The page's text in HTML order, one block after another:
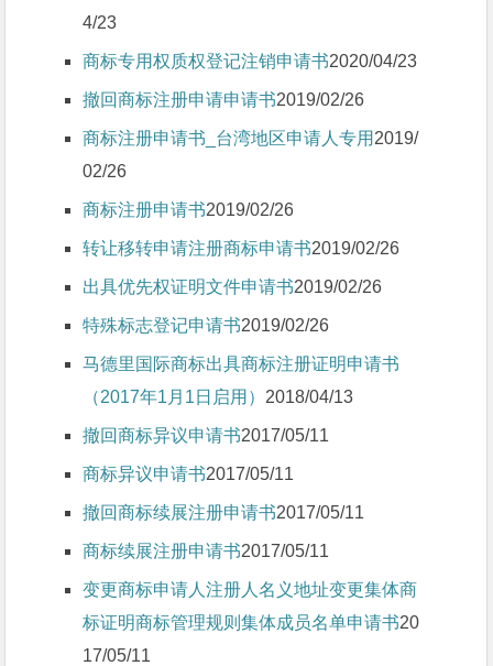
4/23
商标专用权质权登记注销申请书2020/04/23
撤回商标注册申请申请书2019/02/26
商标注册申请书_台湾地区申请人专用 2019/
02/26
商标注册申请书2019/02/26
转让移转申请注册商标申请书2019/02/26
出具优先权证明文件申请书2019/02/26
特殊标志登记申请书2019/02/26
马德里国际商标出具商标注册证明申请书
（2017年1月1日启用） 2018/04/13
撤回商标异议申请书2017/05/11
商标异议申请书2017/05/11
撤回商标续展注册申请书2017/05/11
商标续展注册申请书2017/05/11
变更商标申请人注册人名义地址变更集体商
标证明商标管理规则集体成员名单申请书20
17/05/11